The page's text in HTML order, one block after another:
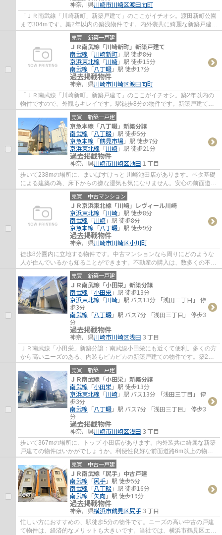
神奈川県川崎市川崎区渡田向町
「ＪＲ南武線「川崎新町」新築戸建て」のここがイチオシ。渡田新町公園
まで304mです。築2年以内の築浅物件です。内外装共に綺麗な新築戸建て
の物件はいかがでしょうか。充実した住環境...
売買｜新築一戸建
ＪＲ南武線「川崎新町」新築戸建て
南武線 「川崎新町」駅 徒歩8分
京浜東北線 「川崎」駅 徒歩15分
南武線 「八丁畷」駅 徒歩17分
過去掲載物件
神奈川県川崎市川崎区渡田向町
「ＪＲ南武線「川崎新町」新築戸建て」のここがイチオシ。築2年以内の
物件ですので、外観もキレイです。駅徒歩8分の物件です。新築戸建ての
物件は、室内のレイアウトも自分好みに変更...
売買｜新築一戸建
京急本線「八丁畷」新築分譲
南武線 「八丁畷」駅 徒歩5分
京急本線 「鶴見市場」駅 徒歩7分
京浜東北線 「川崎」駅 徒歩21分
過去掲載物件
神奈川県川崎市川崎区池田 １丁目
歩いて238mの場所に、まいばすけっと 川崎池田店があります。ベタ基礎
による建築の為、床下からの嫌な湿気も気になりません。安心の前面道路
6m以上の条件を備えております。駅から徒歩...
売買｜中古マンション
ＪＲ京浜東北線「川崎」レヴィール川崎
京浜東北線 「川崎」駅 徒歩8分
南武線 「川崎」駅 徒歩8分
京急本線 「八丁畷」駅 徒歩9分
過去掲載物件
神奈川県川崎市川崎区小川町
徒歩8分圏内に立地する物件です。中古マンションなら周りにどのような
人が住んでいるかも知ることができます。不動産の購入は、数多くの不動
産情報を取り扱っている当社にご依頼下さい...
売買｜新築一戸建
ＪＲ南武線「小田栄」新築分譲
南武線 「小田栄 」駅 徒歩13分
京浜東北線 「川崎」駅 バス13分 「浅田三丁目」 停
歩3分
南武線 「八丁畷」駅 バス7分 「浅田三丁目」 停歩3
分
過去掲載物件
神奈川県川崎市川崎区浅田 ３丁目
ＪＲ南武線「小田栄」新築分譲：南武線小田栄にも近くて便利。多くの方
から高いニーズのある、内装もピカピカの新築戸建ての物件です。築2年
以内の築浅物件です。駅から少し離れた、駅...
売買｜新築一戸建
ＪＲ南武線「小田栄」新築分譲
南武線 「小田栄 」駅 徒歩13分
京浜東北線 「川崎」駅 バス13分 「浅田三丁目」 停
歩3分
南武線 「八丁畷」駅 バス7分 「浅田三丁目」 停歩3
分
過去掲載物件
神奈川県川崎市川崎区浅田 ３丁目
歩いて367mの場所に、トップ 小田店があります。内外装共に綺麗な新築
戸建ての物件はいかがでしょうか。利便性良好な前面道路6m以上の物件
をご検討くださいませ。駅まで徒歩13分の場所...
売買｜中古一戸建
ＪＲ南武線「尻手」中古戸建
南武線 「尻手」駅 徒歩5分
南武線 「八丁畷」駅 徒歩16分
南武線 「矢向」駅 徒歩19分
過去掲載物件
神奈川県横浜市鶴見区尻手３丁目
忙しい方におすすめの、駅徒歩5分の物件です。ニーズの高い中古の戸建
て物件は、経済的なメリットも大きいです。当社では、横浜市鶴見区エリ